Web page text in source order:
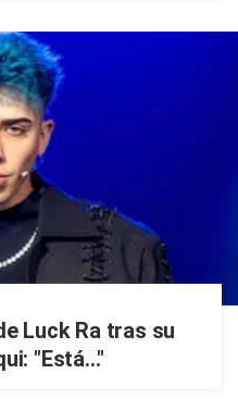
Luck Ra tras su
"Está..."